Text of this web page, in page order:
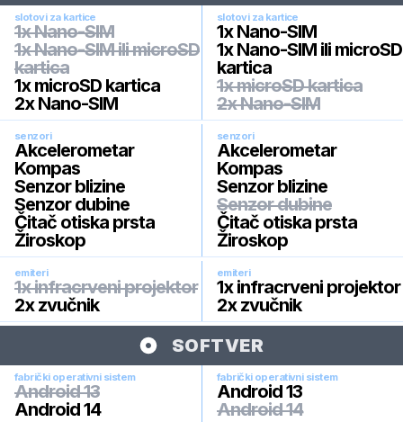
slotovi za kartice
1x Nano-SIM
1x Nano-SIM ili microSD
kartica
1x microSD kartica
2x Nano-SIM
slotovi za kartice
1x Nano-SIM
1x Nano-SIM ili microSD
kartica
1x microSD kartica
2x Nano-SIM
senzori
Akcelerometar
Kompas
Senzor blizine
Senzor dubine
Čitač otiska prsta
Žiroskop
senzori
Akcelerometar
Kompas
Senzor blizine
Senzor dubine
Čitač otiska prsta
Žiroskop
emiteri
1x infracrveni projektor
2x zvučnik
emiteri
1x infracrveni projektor
2x zvučnik
SOFTVER
fabrički operativni sistem
Android 13
Android 14
fabrički operativni sistem
Android 13
Android 14